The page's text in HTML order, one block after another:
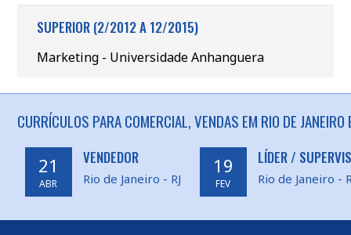
SUPERIOR (2/2012 A 12/2015)
Marketing - Universidade Anhanguera
CURRÍCULOS PARA COMERCIAL, VENDAS EM RIO DE JANEIRO
21
ABR
VENDEDOR
Rio de Janeiro - RJ
19
FEV
LÍDER /
Rio de Janeiro -